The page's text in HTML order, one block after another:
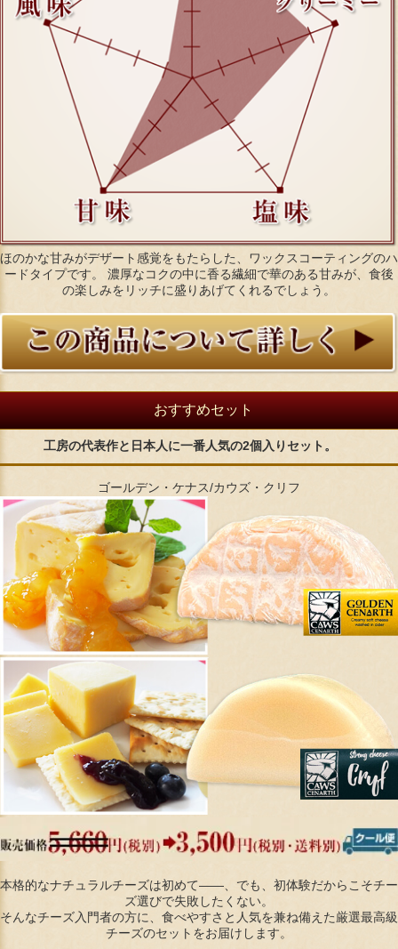
ほのかな甘みがデザート感覚をもたらした、ワックスコーティングのハ
ードタイプです。 濃厚なコクの中に香る繊細で華のある甘みが、食後
の楽しみをリッチに盛りあげてくれるでしょう。
おすすめセット
工房の代表作と日本人に一番人気の2個入りセット。
ゴールデン・ケナス/カウズ・クリフ
本格的なナチュラルチーズは初めて――、でも、初体験だからこそチー
ズ選びで失敗したくない。
そんなチーズ入門者の方に、食べやすさと人気を兼ね備えた厳選最高級
チーズのセットをお届けします。